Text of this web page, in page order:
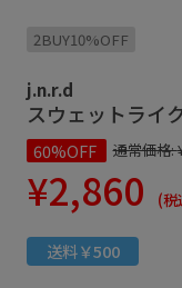
2BUY10%OFF
j.n.r.d
スウェットライ
60%OFF 通常価格:
¥2,860 (税
送料￥500